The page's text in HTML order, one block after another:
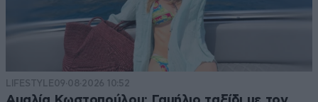
LIFESTYLE09·08·2026 10:52